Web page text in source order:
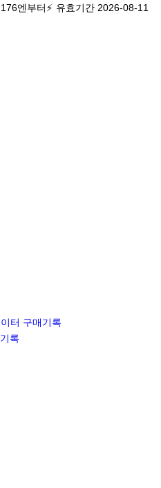
엔부터⚡ 유효기간 2026-08-11
터 구매기록
록
모두 플랜 완비! 유효기간 2026-08-
엔부터⚡ 유효기간 2026-08-11